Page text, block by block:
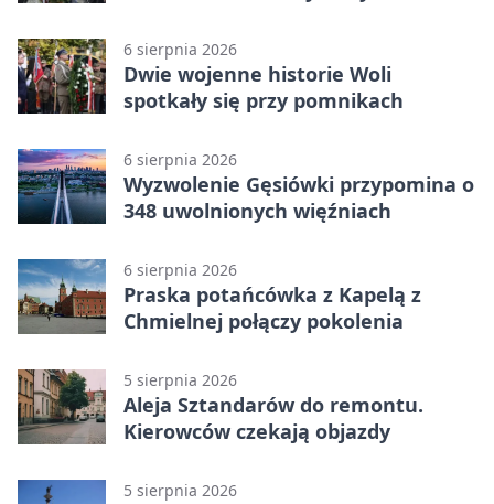
6 sierpnia 2026
Dwie wojenne historie Woli
spotkały się przy pomnikach
6 sierpnia 2026
Wyzwolenie Gęsiówki przypomina o
348 uwolnionych więźniach
6 sierpnia 2026
Praska potańcówka z Kapelą z
Chmielnej połączy pokolenia
5 sierpnia 2026
Aleja Sztandarów do remontu.
Kierowców czekają objazdy
5 sierpnia 2026